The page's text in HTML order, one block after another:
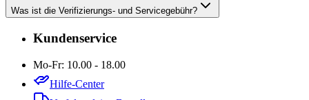
Was ist die Verifizierungs- und Servicegebühr?
Kundenservice
Mo-Fr: 10.00 - 18.00
Hilfe-Center